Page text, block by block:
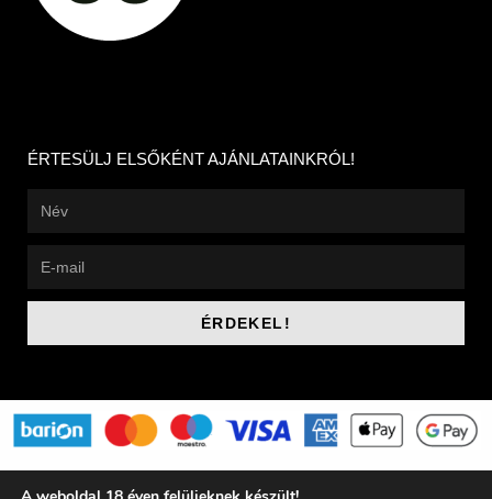
ÉRTESÜLJ ELSŐKÉNT AJÁNLATAINKRÓL!
ÉRDEKEL!
BOR VÁSÁRLÁS ->